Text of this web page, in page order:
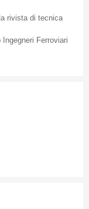
rivista di tecnica
Ingegneri Ferroviari